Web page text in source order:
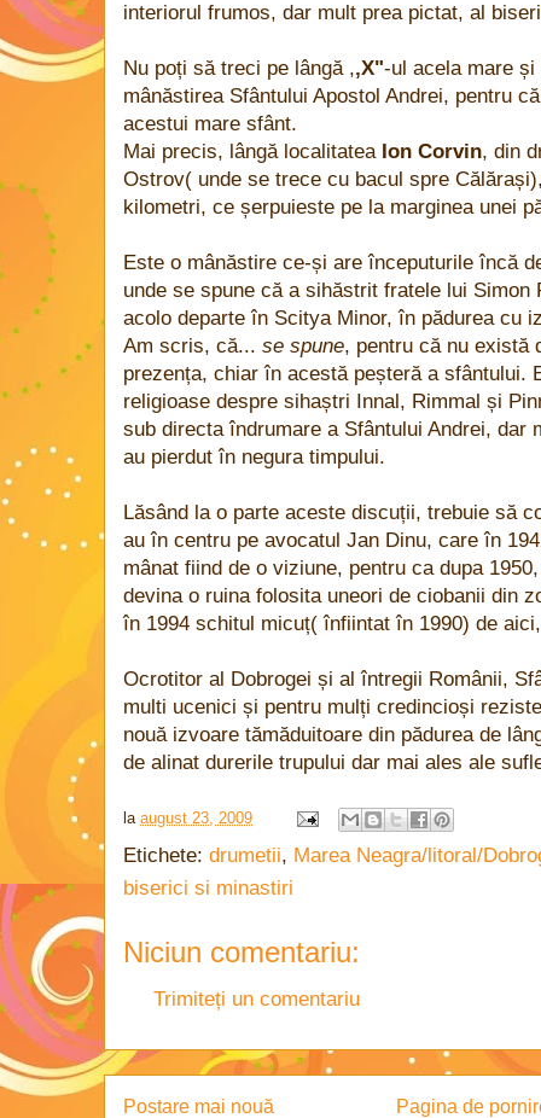
interiorul frumos, dar mult prea pictat, al
Nu poți să treci pe lângă ,,X"-ul acela mare
mânăstirea Sfântului Apostol Andrei, pentru
acestui mare sfânt.
Mai precis, lângă localitatea Ion Corvin, din
Ostrov( unde se trece cu bacul spre
kilometri, ce șerpuieste pe la marginea unei
Este o mânăstire ce-și are începuturile încă
unde se spune că a sihăstrit fratele lui Simon
acolo departe în Scitya Minor, în pădurea cu
Am scris, că... se spune, pentru că nu există
prezența, chiar în acestă peșteră a sfântului.
religioase despre sihaștri Innal, Rimmal și
sub directa îndrumare a Sfântului Andrei, dar
au pierdut în negura timpului.
Lăsând la o parte aceste discuții, trebuie să
au în centru pe avocatul Jan Dinu, care în
mânat fiind de o viziune, pentru ca dupa
devina o ruina folosita uneori de ciobanii din
în 1994 schitul micuț( înfiintat în 1990) de
Ocrotitor al Dobrogei și al întregii Românii,
multi ucenici și pentru mulți credincioși
nouă izvoare tămăduitoare din pădurea de
de alinat durerile trupului dar mai ales ale
la august 23, 2009
Etichete: drumetii, Marea Neagra/litoral/
biserici si minastiri
Niciun comentariu:
Trimiteți un comentariu
Postare mai nouă Pagina de